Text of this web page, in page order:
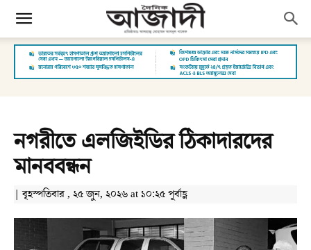
নগরীতে এলজিইডির ঠিকাদারদের
মানববন্ধন
| বৃহস্পতিবার , ২৫ জুন, ২০২৬ at ১০:২৫ পূর্বাহ্ণ